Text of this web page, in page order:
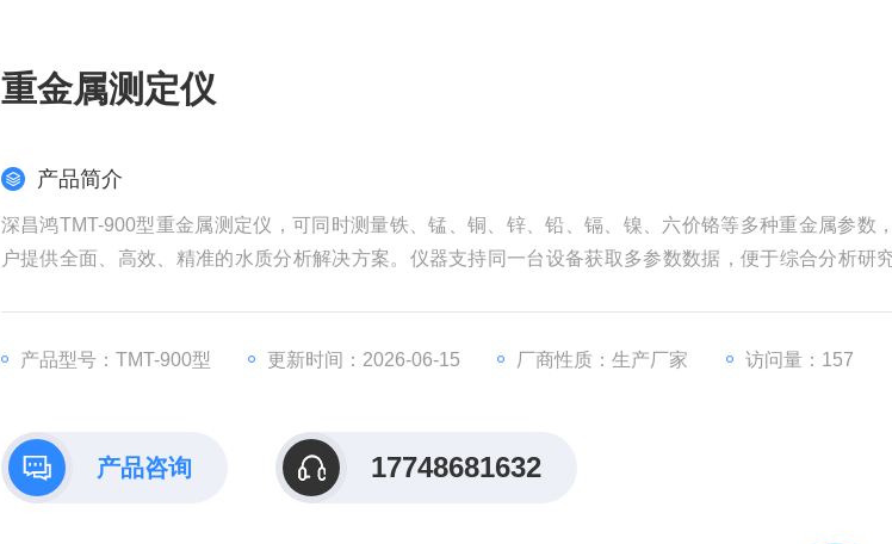
重金属测定仪
产品简介
深昌鸿TMT-900型重金属测定仪，可同时测量铁、锰、铜、锌、铅、镉、镍、六价铬等多种重金属参数
户提供全面、高效、精准的水质分析解决方案。仪器支持同一台设备获取多参数数据，便于综合分析研
产品型号：TMT-900型 更新时间：2026-06-15 厂商性质：生产厂家 访问量：157
产品咨询 17748681632